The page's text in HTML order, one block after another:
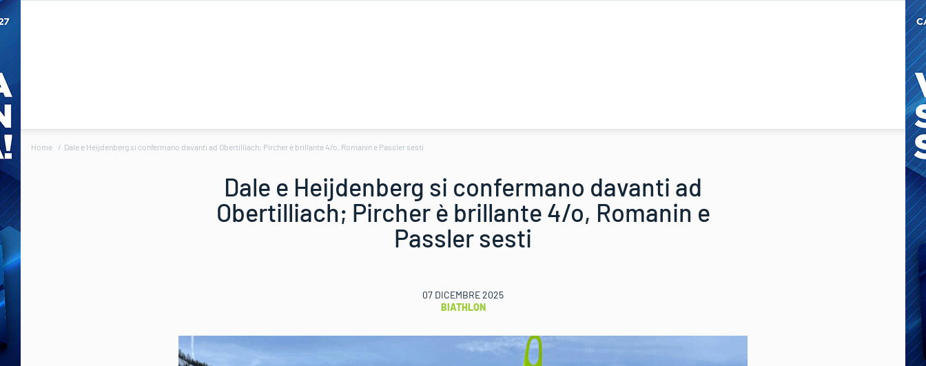
Home Dale e Heijdenberg si confermano davanti ad Obertilliach; Pircher è brillante 4/o, Romanin e Passler sesti
Dale e Heijdenberg si confermano davanti ad
Obertilliach; Pircher è brillante 4/o, Romanin e
Passler sesti
07 DICEMBRE 2025
BIATHLON